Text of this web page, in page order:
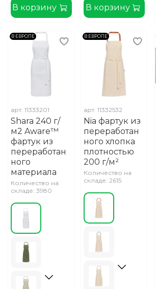
В корзину В корзину
В ЕВРОПЕ
арт. 11333201
Shara 240 г/
м2 Aware™
фартук из
переработан
ного
материала
Количество на
складе: 3980
В ЕВРОПЕ
арт.11332532
Nia фартук из
переработан
ного хлопка
плотностью
200 г/м²
Количество на
складе: 2615